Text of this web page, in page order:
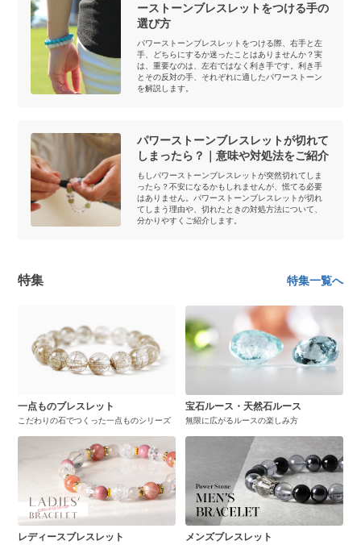
ーストーンブレスレットをつける手の
選び方
パワーストーンブレスレットをつける際、右手と左
手、どちらにするか迷ったことはありませんか？実
は、重要なのは、左右ではなく利き手です。利き手
とその反対の手、それぞれに適したパワーストーン
を解説します。
パワーストーンブレスレットが切れて
しまったら？｜意味や対処法をご紹介
もしパワーストーンブレスレットが突然切れてしま
ったら？不安になるかもしれませんが、慌てる必要
はありません。パワーストーンブレスレットが切れ
てしまう理由や、切れたときの対処方法について、
分かりやすくご紹介します。
特集 特集一覧へ
一点ものブレスレット
こだわりの石でつくった一点ものシリーズ
宝石ルース・天然石ルース
無限に広がるルースの楽しみ方
レディースブレスレット メンズブレスレット